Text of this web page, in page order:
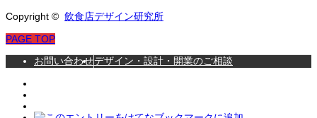
Copyright © 飲食店デザイン研究所
PAGE TOP
お問い合わせデザイン・設計・開業のご相談